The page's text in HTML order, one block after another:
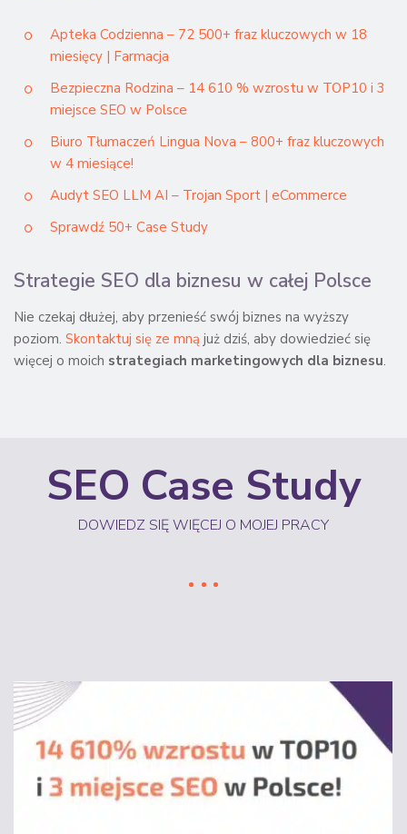
Apteka Codzienna – 72 500+ fraz kluczowych w 18
miesięcy | Farmacja
Bezpieczna Rodzina – 14 610 % wzrostu w TOP10 i 3
miejsce SEO w Polsce
Biuro Tłumaczeń Lingua Nova – 800+ fraz kluczowych
w 4 miesiące!
Audyt SEO LLM AI – Trojan Sport | eCommerce
Sprawdź 50+ Case Study
Strategie SEO dla biznesu w całej Polsce
Nie czekaj dłużej, aby przenieść swój biznes na wyższy
poziom. Skontaktuj się ze mną już dziś, aby dowiedzieć się
więcej o moich strategiach marketingowych dla biznesu.
SEO Case Study
DOWIEDZ SIĘ WIĘCEJ O MOJEJ PRACY